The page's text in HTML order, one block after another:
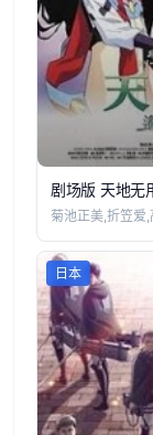
剧场版 天地无
菊池正美,折笠爱
日本